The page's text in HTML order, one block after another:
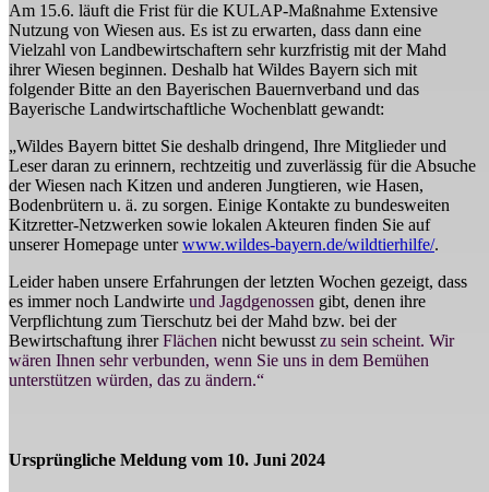
Am 15.6. läuft die Frist für die KULAP-Maßnahme Extensive
Nutzung von Wiesen aus. Es ist zu erwarten, dass dann eine
Vielzahl von Landbewirtschaftern sehr kurzfristig mit der Mahd
ihrer Wiesen beginnen. Deshalb hat Wildes Bayern sich mit
folgender Bitte an den Bayerischen Bauernverband und das
Bayerische Landwirtschaftliche Wochenblatt gewandt:
„Wildes Bayern bittet Sie deshalb dringend, Ihre Mitglieder und
Leser daran zu erinnern, rechtzeitig und zuverlässig für die Absuche
der Wiesen nach Kitzen und anderen Jungtieren, wie Hasen,
Bodenbrütern u. ä. zu sorgen. Einige Kontakte zu bundesweiten
Kitzretter-Netzwerken sowie lokalen Akteuren finden Sie auf
unserer Homepage unterwww.wildes-bayern.de/wildtierhilfe/.
Leider haben unsere Erfahrungen der letzten Wochen gezeigt, dass
es immer noch Landwirte und Jagdgenossen gibt, denen ihre
Verpflichtung zum Tierschutz bei der Mahd bzw. bei der
Bewirtschaftung ihrerFlächen nicht bewusst zu sein scheint. Wir
wären Ihnen sehr verbunden, wenn Sie uns in dem Bemühen
unterstützen würden, das zu ändern.“
Ursprüngliche Meldung vom 10. Juni 2024